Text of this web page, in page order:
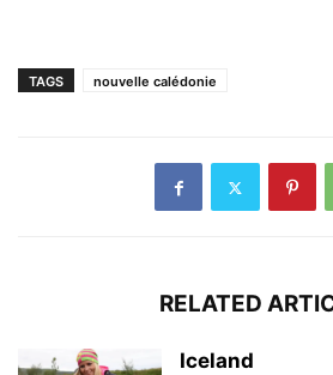
TAGS nouvelle calédonie
RELATED
Iceland